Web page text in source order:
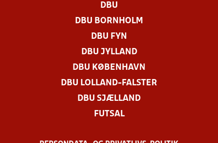
DBU
DBU BORNHOLM
DBU FYN
DBU JYLLAND
DBU KØBENHAVN
DBU LOLLAND-FALSTER
DBU SJÆLLAND
FUTSAL